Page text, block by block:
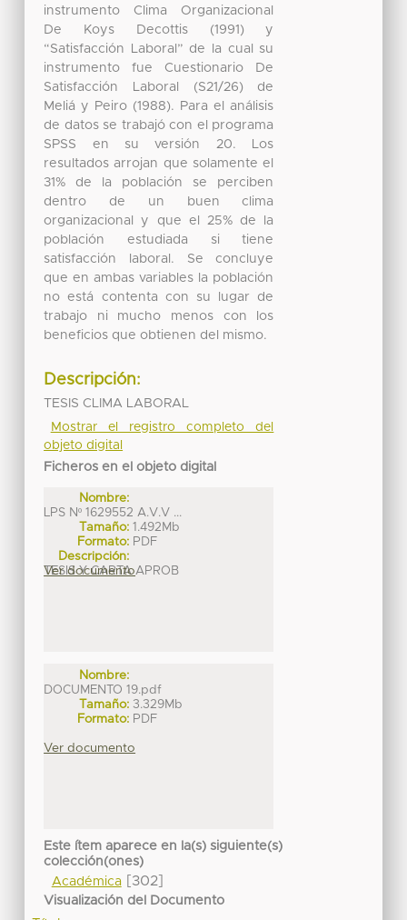
instrumento Clima Organizacional
De Koys Decottis (1991) y
“Satisfacción Laboral” de la cual su
instrumento fue Cuestionario De
Satisfacción Laboral (S21/26) de
Meliá y Peiro (1988). Para el análisis
de datos se trabajó con el programa
SPSS en su versión 20. Los
resultados arrojan que solamente el
31% de la población se perciben
dentro de un buen clima
organizacional y que el 25% de la
población estudiada si tiene
satisfacción laboral. Se concluye
que en ambas variables la población
no está contenta con su lugar de
trabajo ni mucho menos con los
beneficios que obtienen del mismo.
Descripción:
TESIS CLIMA LABORAL
Mostrar el registro completo del
objeto digital
Ficheros en el objeto digital
Nombre:
LPS Nº 1629552 A.V.V ...
Tamaño: 1.492Mb
Formato: PDF
Descripción:
TESIS Y CARTA APROB
Ver documento
Nombre:
DOCUMENTO 19.pdf
Tamaño: 3.329Mb
Formato: PDF
Ver documento
Este ítem aparece en la(s) siguiente(s)
colección(ones)
Académica[302]
Visualización del Documento